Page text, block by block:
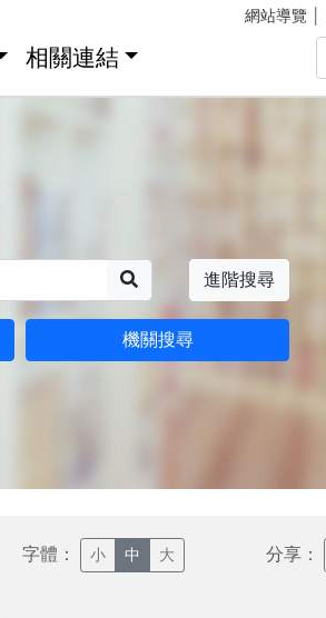
網站導覽
相關連結
進階搜尋
機關搜尋
字體： 小 中 大 分享：